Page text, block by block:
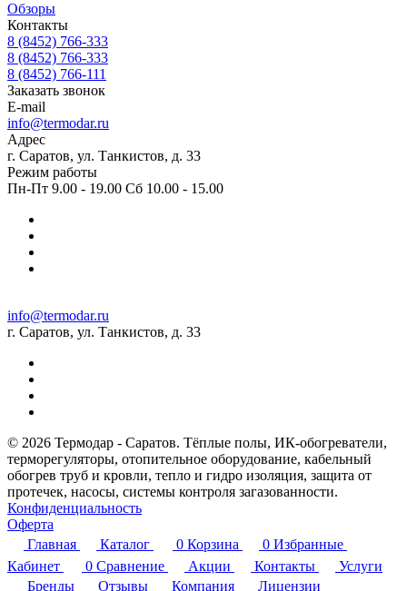
Обзоры
Контакты
8 (8452) 766-333
8 (8452) 766-333
8 (8452) 766-111
Заказать звонок
E-mail
info@termodar.ru
Адрес
г. Саратов, ул. Танкистов, д. 33
Режим работы
Пн-Пт 9.00 - 19.00 Сб 10.00 - 15.00
info@termodar.ru
г. Саратов, ул. Танкистов, д. 33
© 2026 Термодар - Саратов. Тёплые полы, ИК-обогреватели,
терморегуляторы, отопительное оборудование, кабельный
обогрев труб и кровли, тепло и гидро изоляция, защита от
протечек, насосы, системы контроля загазованности.
Конфиденциальность
Оферта
Главная
Каталог 0 Корзина 0 Избранные
Кабинет
0 Сравнение Акции Контакты
Услуги
Бренды
Отзывы Компания Лицензии